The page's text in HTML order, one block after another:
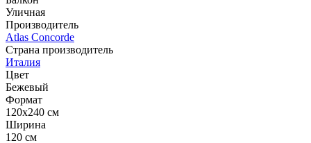
Уличная
Производитель
Atlas Concorde
Страна производитель
Италия
Цвет
Бежевый
Формат
120x240 см
Ширина
120 см